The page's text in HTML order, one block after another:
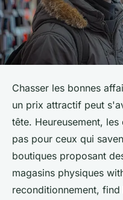
Chasser les bonnes
un prix attractif peut
tête. Heureusement,
pas pour ceux qui
boutiques proposant
magasins physiques
reconditionnement, find